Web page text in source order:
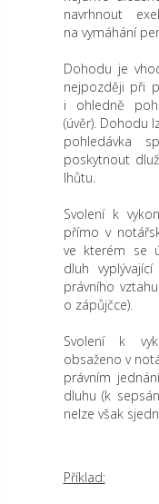
navrhnout
na vymáhání
Dohodu je
nejpozději při
i ohledně
(úvěr). Dohodu
pohledávka
poskytnout
lhůtu.
Svolení k
přímo v
ve kterém se
dluh
právního
o zápůjčce).
Svolení k
obsaženo v
právním
dluhu (k
nelze však
Příklad: